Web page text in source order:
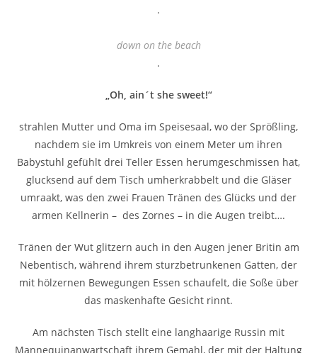
.
down on the beach
.
„Oh, ain´t she sweet!“
strahlen Mutter und Oma im Speisesaal, wo der Sprößling,
nachdem sie im Umkreis von einem Meter um ihren
Babystuhl gefühlt drei Teller Essen herumgeschmissen hat,
glucksend auf dem Tisch umherkrabbelt und die Gläser
umraakt, was den zwei Frauen Tränen des Glücks und der
armen Kellnerin – des Zornes – in die Augen treibt….
Tränen der Wut glitzern auch in den Augen jener Britin am
Nebentisch, während ihrem sturzbetrunkenen Gatten, der
mit hölzernen Bewegungen Essen schaufelt, die Soße über
das maskenhafte Gesicht rinnt.
Am nächsten Tisch stellt eine langhaarige Russin mit
Mannequinanwartschaft ihrem Gemahl, der mit der Haltung